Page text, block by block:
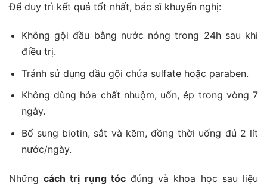
Để duy trì kết quả tốt nhất, bác sĩ khuyến nghị:
Không gội đầu bằng nước nóng trong 24h sau khi
điều trị.
Tránh sử dụng dầu gội chứa sulfate hoặc paraben.
Không dùng hóa chất nhuộm, uốn, ép trong vòng 7
ngày.
Bổ sung biotin, sắt và kẽm, đồng thời uống đủ 2 lít
nước/ngày.
Nhữngcách trị rụng tócđúng và khoa học sau liệu